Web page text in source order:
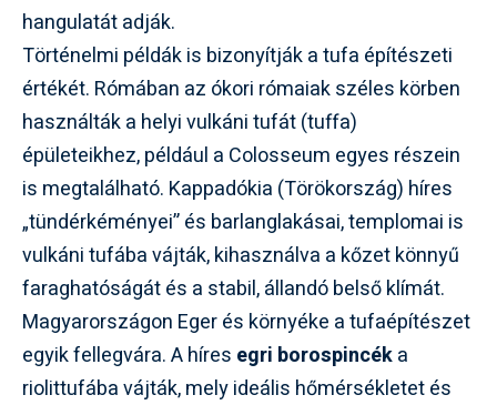
hangulatát adják.
Történelmi példák is bizonyítják a tufa építészeti
értékét. Rómában az ókori rómaiak széles körben
használták a helyi vulkáni tufát (tuffa)
épületeikhez, például a Colosseum egyes részein
is megtalálható. Kappadókia (Törökország) híres
„tündérkéményei” és barlanglakásai, templomai is
vulkáni tufába vájták, kihasználva a kőzet könnyű
faraghatóságát és a stabil, állandó belső klímát.
Magyarországon Eger és környéke a tufaépítészet
egyik fellegvára. A híres egri borospincéka
riolittufába vájták, mely ideális hőmérsékletet és